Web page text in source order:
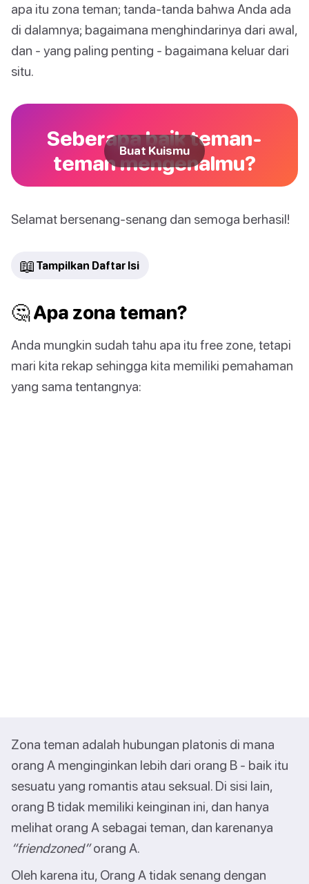
apa itu zona teman; tanda-tanda bahwa Anda ada
di dalamnya; bagaimana menghindarinya dari awal,
dan - yang paling penting - bagaimana keluar dari
situ.
Seberapa baik teman-
teman mengenalmu?
Buat Kuismu
Selamat bersenang-senang dan semoga berhasil!
📖 Tampilkan Daftar Isi
🤔 Apa zona teman?
Anda mungkin sudah tahu apa itu free zone, tetapi
mari kita rekap sehingga kita memiliki pemahaman
yang sama tentangnya:
Zona teman adalah hubungan platonis di mana
orang A menginginkan lebih dari orang B - baik itu
sesuatu yang romantis atau seksual. Di sisi lain,
orang B tidak memiliki keinginan ini, dan hanya
melihat orang A sebagai teman, dan karenanya
“friendzoned”orang A.
Oleh karena itu, Orang A tidak senang dengan